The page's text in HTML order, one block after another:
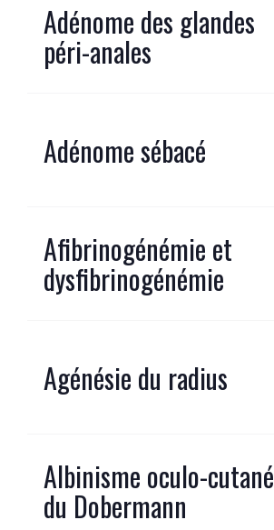
Adénome des glandes
péri-anales
Adénome sébacé
Afibrinogénémie et
dysfibrinogénémie
Agénésie du radius
Albinisme oculo-cutané
du Dobermann